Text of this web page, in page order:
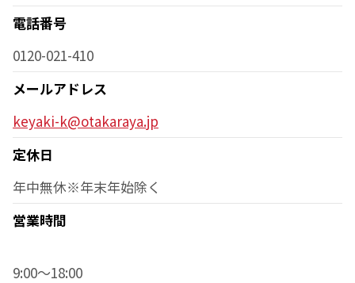
電話番号
0120-021-410
メールアドレス
keyaki-k@otakaraya.jp
定休日
年中無休※年末年始除く
営業時間
9:00～18:00